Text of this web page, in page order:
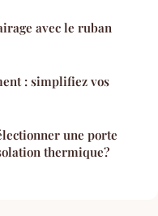
avec le ruban
: simplifiez vos
une porte
thermique?